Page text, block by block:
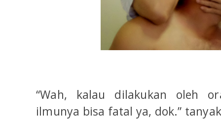
“Wah, kalau dilakukan oleh
ilmunya bisa fatal ya, dok.”